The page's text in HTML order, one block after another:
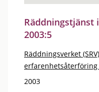
Räddningstjänst
2003:5
Räddningsverket (SRV)
erfarenhetsåterföring
2003